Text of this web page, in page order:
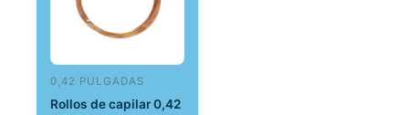
0,42 PULGADAS
Rollos de capilar 0,42